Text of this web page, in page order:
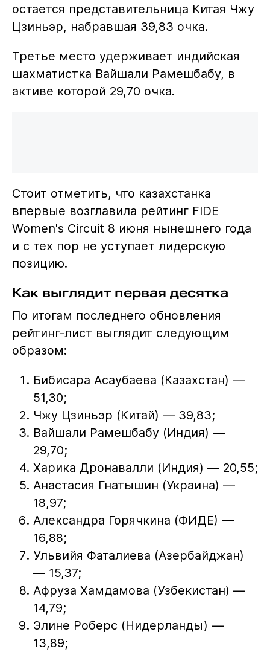
остается представительница Китая Чжу
Цзиньэр, набравшая 39,83 очка.
Третье место удерживает индийская
шахматистка Вайшали Рамешбабу, в
активе которой 29,70 очка.
Стоит отметить, что казахстанка
впервые возглавила рейтинг FIDE
Women's Circuit 8 июня нынешнего года
и с тех пор не уступает лидерскую
позицию.
Как выглядит первая десятка
По итогам последнего обновления
рейтинг-лист выглядит следующим
образом:
Бибисара Асаубаева (Казахстан) —
51,30;
Чжу Цзиньэр (Китай) — 39,83;
Вайшали Рамешбабу (Индия) —
29,70;
Харика Дронавалли (Индия) — 20,55;
Анастасия Гнатышин (Украина) —
18,97;
Александра Горячкина (ФИДЕ) —
16,88;
Ульвийя Фаталиева (Азербайджан)
— 15,37;
Афруза Хамдамова (Узбекистан) —
14,79;
Элине Роберс (Нидерланды) —
13,89;